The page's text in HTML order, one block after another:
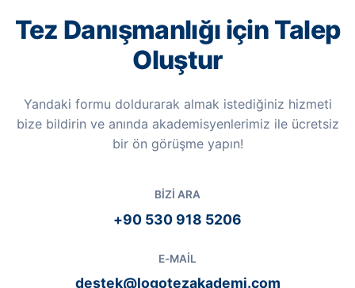
Tez Danışmanlığı için Talep
Oluştur
Yandaki formu doldurarak almak istediğiniz hizmeti
bize bildirin ve anında akademisyenlerimiz ile ücretsiz
bir ön görüşme yapın!
BIZI ARA
+90 530 918 5206
E-MAIL
destek@logotezakademi.com